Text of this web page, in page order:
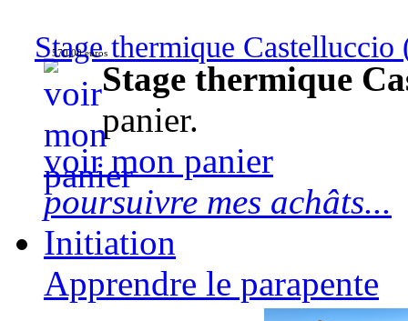
Stage thermique Castelluccio
570,00 euros
Stage thermique
panier.
voir mon panier
poursuivre mes achâts...
Initiation
Apprendre le parapente